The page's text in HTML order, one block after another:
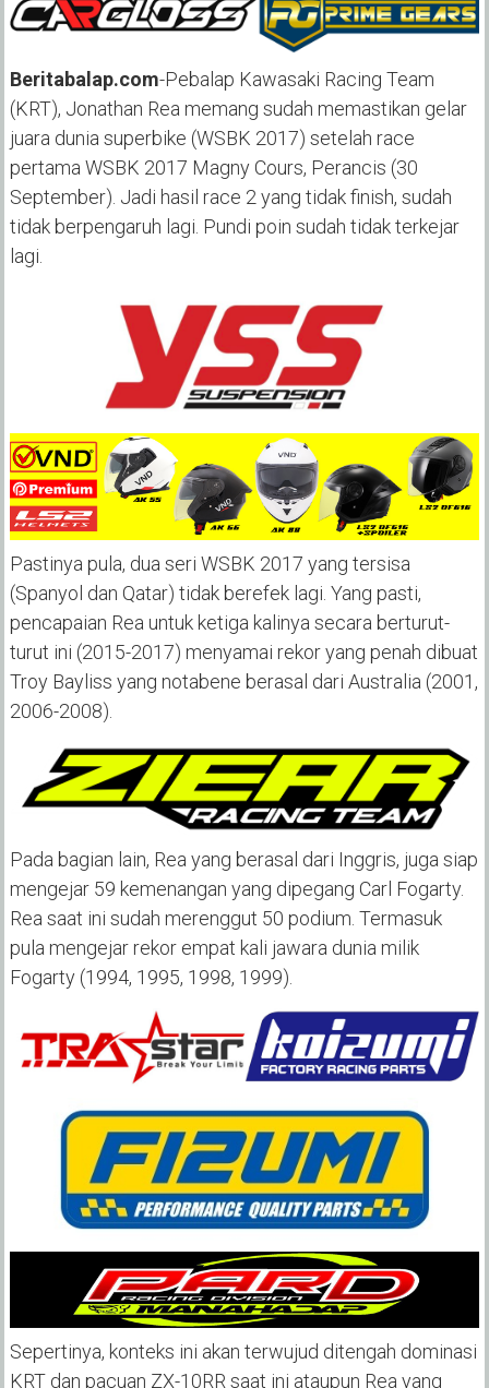
Beritabalap.com-Pebalap Kawasaki Racing Team
(KRT), Jonathan Rea memang sudah memastikan gelar
juara dunia superbike (WSBK 2017) setelah race
pertama WSBK 2017 Magny Cours, Perancis (30
September). Jadi hasil race 2 yang tidak finish, sudah
tidak berpengaruh lagi. Pundi poin sudah tidak terkejar
lagi.
Pastinya pula, dua seri WSBK 2017 yang tersisa
(Spanyol dan Qatar) tidak berefek lagi. Yang pasti,
pencapaian Rea untuk ketiga kalinya secara berturut-
turut ini (2015-2017) menyamai rekor yang penah dibuat
Troy Bayliss yang notabene berasal dari Australia (2001,
2006-2008).
Pada bagian lain, Rea yang berasal dari Inggris, juga siap
mengejar 59 kemenangan yang dipegang Carl Fogarty.
Rea saat ini sudah merenggut 50 podium. Termasuk
pula mengejar rekor empat kali jawara dunia milik
Fogarty (1994, 1995, 1998, 1999).
Sepertinya, konteks ini akan terwujud ditengah dominasi
KRT dan pacuan ZX-10RR saat ini ataupun Rea yang